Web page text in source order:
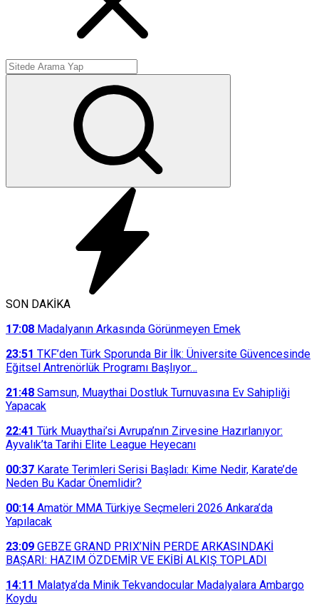
SON DAKİKA
17:08 Madalyanın Arkasında Görünmeyen Emek
23:51 TKF’den Türk Sporunda Bir İlk: Üniversite Güvencesinde
Eğitsel Antrenörlük Programı Başlıyor…
21:48 Samsun, Muaythai Dostluk Turnuvasına Ev Sahipliği
Yapacak
22:41 Türk Muaythai’si Avrupa’nın Zirvesine Hazırlanıyor:
Ayvalık’ta Tarihi Elite League Heyecanı
00:37 Karate Terimleri Serisi Başladı: Kime Nedir, Karate’de
Neden Bu Kadar Önemlidir?
00:14 Amatör MMA Türkiye Seçmeleri 2026 Ankara’da
Yapılacak
23:09 GEBZE GRAND PRIX’NİN PERDE ARKASINDAKİ
BAŞARI: HAZIM ÖZDEMİR VE EKİBİ ALKIŞ TOPLADI
14:11 Malatya’da Minik Tekvandocular Madalyalara Ambargo
Koydu